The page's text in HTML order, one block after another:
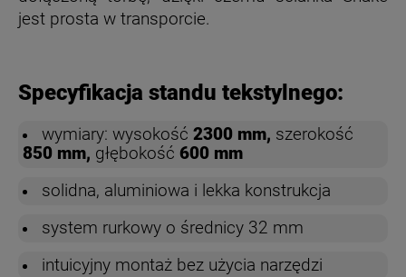
jest prosta w transporcie.
Specyfikacja standu tekstylnego:
wymiary: wysokość 2300 mm, szerokość
850 mm, głębokość 600 mm
solidna, aluminiowa i lekka konstrukcja
system rurkowy o średnicy 32 mm
intuicyjny montaż bez użycia narzędzi